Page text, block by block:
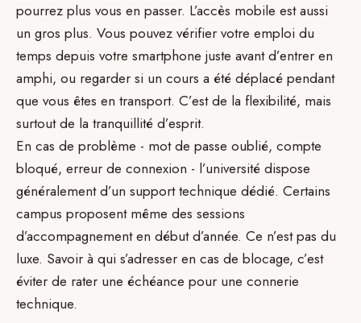
pourrez plus vous en passer. L’accès mobile est aussi
un gros plus. Vous pouvez vérifier votre emploi du
temps depuis votre smartphone juste avant d’entrer en
amphi, ou regarder si un cours a été déplacé pendant
que vous êtes en transport. C’est de la flexibilité, mais
surtout de la tranquillité d’esprit.
En cas de problème - mot de passe oublié, compte
bloqué, erreur de connexion - l’université dispose
généralement d’un support technique dédié. Certains
campus proposent même des sessions
d’accompagnement en début d’année. Ce n’est pas du
luxe. Savoir à qui s’adresser en cas de blocage, c’est
éviter de rater une échéance pour une connerie
technique.